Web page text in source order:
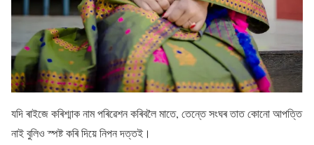
যদি ৰাইজে কৰিশ্মাক নাম পৰিৱেশন কৰিবলৈ মাতে, তেন্তে সংঘৰ তাত কোনো আপত্তি
নাই বুলিও স্পষ্ট কৰি দিয়ে নিপন দত্তই।